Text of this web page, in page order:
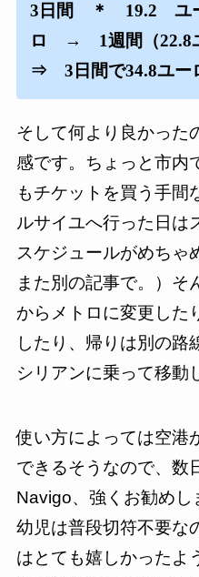
3日間 ＊ 19.2 ユ
ロ → 1週間（22.8
⇒ 3日間で34.8ユー
そして何より良かった
感です。ちょっと市内
もチケットを買う手間
ルサイユへ行った日は
スケジュールがめちゃ
また別の記事で。）そ
からメトロに変更した
したり、帰りは別の路
シリアンに乗って移動
使い方によっては空港
できるそうなので、数
Navigo、強くお勧め
幼児は普段切符不要な
はとても嬉しかったよ